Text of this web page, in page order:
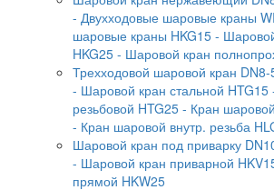
- Двухходовые шаровые краны
шаровые краны HKG15 -
HKG25 - Шаровой кран
Трехходовой шаровой кран DN8-
- Шаровой кран стальной HTG15
резьбовой HTG25 - Кран
- Кран шаровой внутр. резьба
Шаровой кран под приварку
- Шаровой кран приварной
прямой HKW25